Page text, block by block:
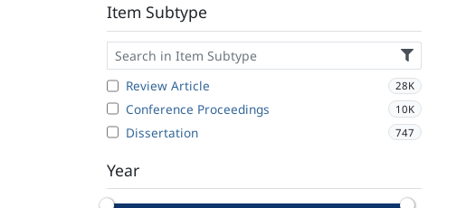
Item Subtype
Review Article 28K
Conference Proceedings 10K
Dissertation 747
Year